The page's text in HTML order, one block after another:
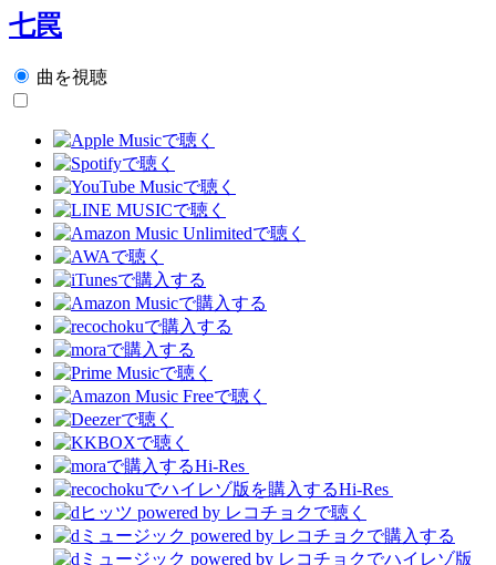
七罠
曲を視聴
Hi-Res
Hi-Res